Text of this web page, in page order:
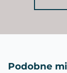
Podobne